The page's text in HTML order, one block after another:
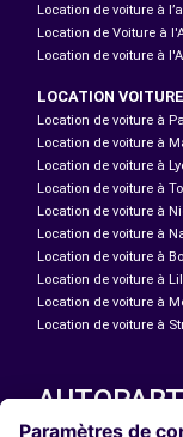
Location de voiture à
Location de Voiture à
Location de voiture à
LOCATION
Location de voiture à
Location de voiture à
Location de voiture à
Location de voiture à
Location de voiture à
Location de voiture à
Location de voiture à
Location de voiture à
Location de voiture à
Location de voiture à